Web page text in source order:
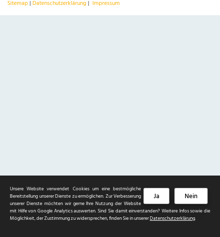
Sitemap | Datenschutzerklärung | Impressum
Nein
Ja
Unsere Website verwendet Cookies um eine bestmögliche
Bereitstellung unserer Dienste zu ermöglichen. Zur Verbesserung
unserer Dienste möchten wir gerne Ihre Nutzung der Website
mit Hilfe von Google Analytics auswerten. Sind Sie damit einverstanden? Weitere Infos sowie die
Möglichkeit, der Zustimmung zu widersprechen, finden Sie in unsererDatenschutzerklärung.